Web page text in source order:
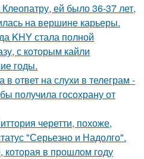
ей было 36-37 лет,
на вершине карьеры.
KHY стала полной
с которым кайли
годы.
ответ на слухи в телеграм -
получила госохрану от
черетти, похоже,
"Серьезно и Надолго".
которая в прошлом году